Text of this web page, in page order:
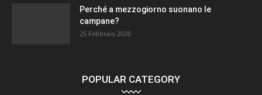
Perché a mezzogiorno suonano le
campane?
25 Febbraio 2020
POPULAR CATEGORY